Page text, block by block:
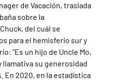
de Vacación, traslada
sobre la
del cuál se
para el hemisferio sur y
"Es un hijo de Uncle Mo,
llamativa su generosidad
En 2020, en la estadística